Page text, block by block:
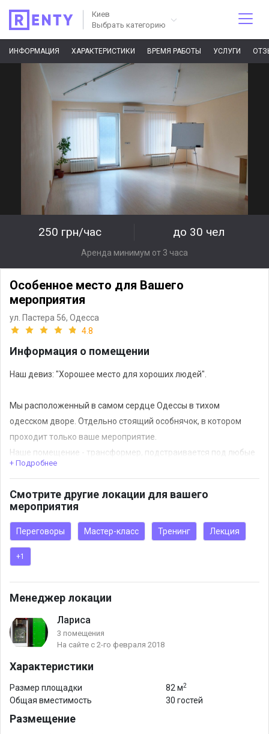
Киев
Выбрать категорию
ИНФОРМАЦИЯ ХАРАКТЕРИСТИКИ ВРЕМЯ РАБОТЫ УСЛУГИ
250 грн/час до 30 чел
Аренда минимум от 3 часа
Особенное место для Вашего
мероприятия
ул. Пастера 56, Одесса
4.8
Информация о помещении
Наш девиз: "Хорошее место для хороших людей".
Мы расположенный в самом сердце Одессы в тихом
одесском дворе. Отдельно стоящий особнячок, в котором
проходит только ваше мероприятие.
Наше помещение - трансформер, подстраивается под любые
мероприятия: семинар, психологический круг, творческий МК
запросу, но исходя из наших технических возможностей.
+ Подробнее
Смотрите другие локации для вашего
мероприятия
Переговоры Мастер-класс Тренинг Лекция
+1
Менеджер локации
Лариса
3 помещения
На сайте с 2-го февраля 2018
Характеристики
Размер площадки 82 м2
Общая вместимость 30 гостей
Размещение